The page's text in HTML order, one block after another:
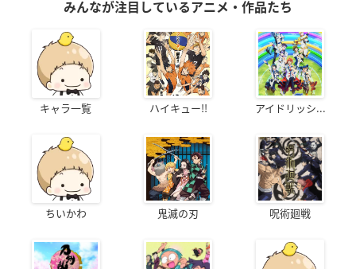
みんなが注目しているアニメ・作品たち
キャラ一覧 ハイキュー!! アイドリッシ...
ちいかわ 鬼滅の刃 呪術廻戦